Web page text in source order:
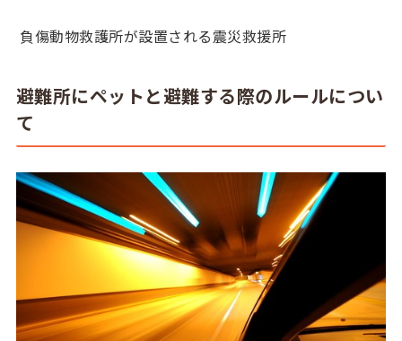
負傷動物救護所が設置される震災救援所
避難所にペットと避難する際のルールについ
て